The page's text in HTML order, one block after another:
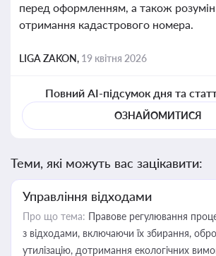
перед оформленням, а також
отримання кадастрового номера.
LIGA ZAKON, 19 квітня 2026
Повний AI-підсумок дня та
ОЗНАЙОМИТИСЯ
Теми, які можуть вас зацікавити:
Управління відходами
Про що тема: Правове регулювання
з відходами, включаючи їх збирання,
утилізацію, дотримання екологічних